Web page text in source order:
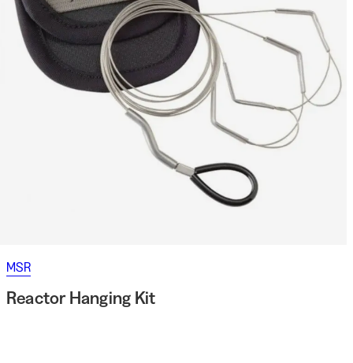
MSR
Reactor Hanging Kit